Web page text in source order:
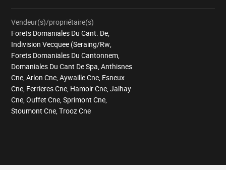
Vendeur(s)/propriétaire(s)
Forets Domaniales Du Cant. De,
Indivision Vecquee (Seraing/Rw,
Forets Domaniales Du Cantonnem,
Domaniales Du Cant De Spa, Anthisnes
Cne, Arlon Cne, Aywaille Cne, Esneux
Cne, Ferrieres Cne, Hamoir Cne, Jalhay
Cne, Ouffet Cne, Sprimont Cne,
Stoumont Cne, Trooz Cne